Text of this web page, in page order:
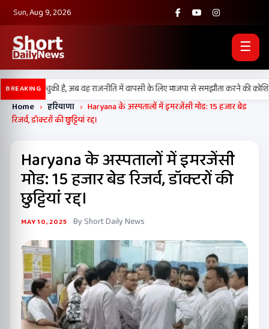
Sun, Aug 9, 2026
☰
BREAKING
खो चुकी है, अब वह राजनीति में वापसी के लिए भाजपा से समझौता करने की कोशिश कर
Home › हरियाणा › Haryana के अस्पतालों में इमरजेंसी मोड: 15 हजार बेड
रिजर्व, डॉक्टरों की छुट्टियां रद्द।
Haryana के अस्पतालों में इमरजेंसी
मोड: 15 हजार बेड रिजर्व, डॉक्टरों की
छुट्टियां रद्द।
MAY 10, 2025 By Short Daily News